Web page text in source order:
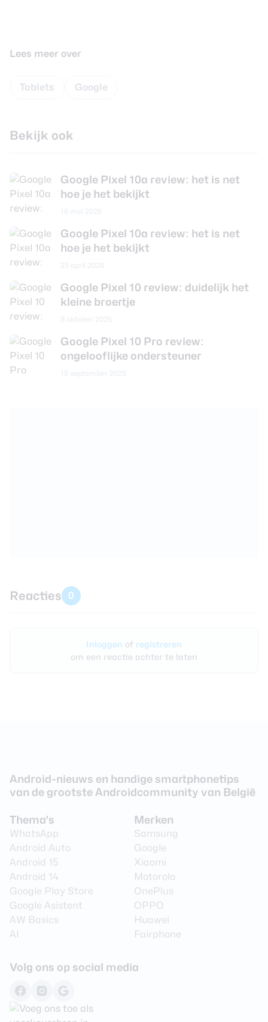
Lees meer over
Tablets Google
Bekijk ook
Google Pixel 10a review: het is net
hoe je het bekijkt
Google Pixel 10a review: het is net
hoe je het bekijkt
Google Pixel 10 review: duidelijk het
kleine broertje
Google Pixel 10 Pro review:
ongelooflijke ondersteuner
Reacties 0
Inloggen of registreren
om een reactie achter te laten
Android-nieuws en handige smartphonetips
van de grootste Androidcommunity van België
Thema's
WhatsApp
Android Auto
Android 15
Android 14
Google Play Store
Google Asistent
AW Basics
AI
Merken
Samsung
Google
Xiaomi
Motorola
OnePlus
OPPO
Huawei
Fairphone
Volg ons op social media